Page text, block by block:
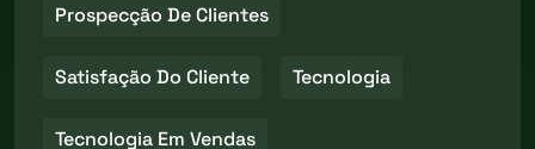
Prospecção De Clientes
Satisfação Do Cliente Tecnologia
Tecnologia Em Vendas